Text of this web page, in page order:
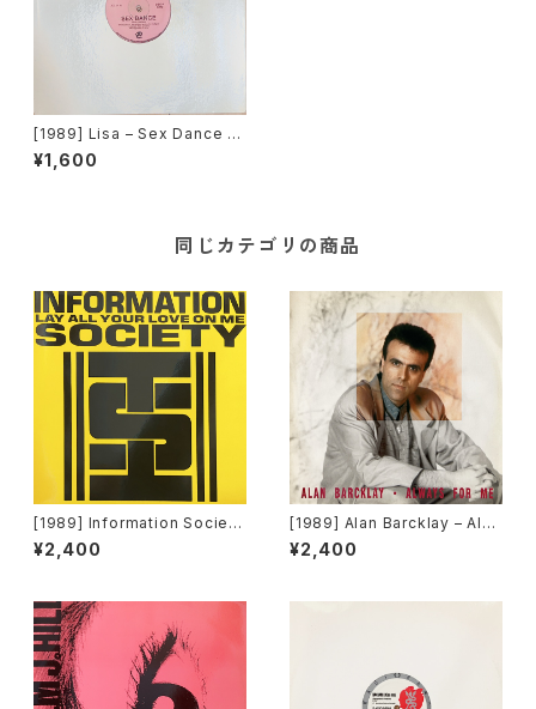
[1989] Lisa – Sex Dance [J
DC Records]
¥1,600
同じカテゴリの商品
[1989] Information Society
– Lay All Your Love On Me
[Tommy Boy]
¥2,400
[1989] Alan Barcklay – Alw
ays For Me[Asia Records]
[ARD 1056]
¥2,400